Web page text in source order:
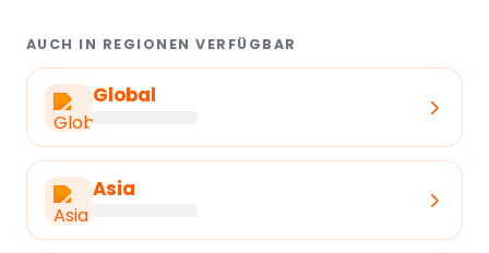
AUCH IN REGIONEN VERFÜGBAR
Global
Asia